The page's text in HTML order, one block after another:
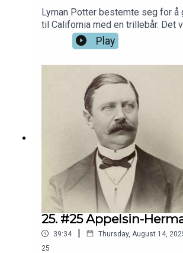
Lyman Potter bestemte seg for å
til California med en trillebår. Det
men det skapte etter hvert en
for trillebårspasering rundt om i
Play
25. #25 Appelsin-
39:34 | Thursday, August 14,
25